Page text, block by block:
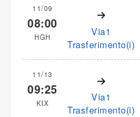
11/09
08:00
HGH
Via1
Trasferimento(i)
11/13
09:25
KIX
Via1
Trasferimento(i)